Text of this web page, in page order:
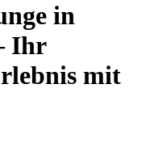
in
Ihr
mit